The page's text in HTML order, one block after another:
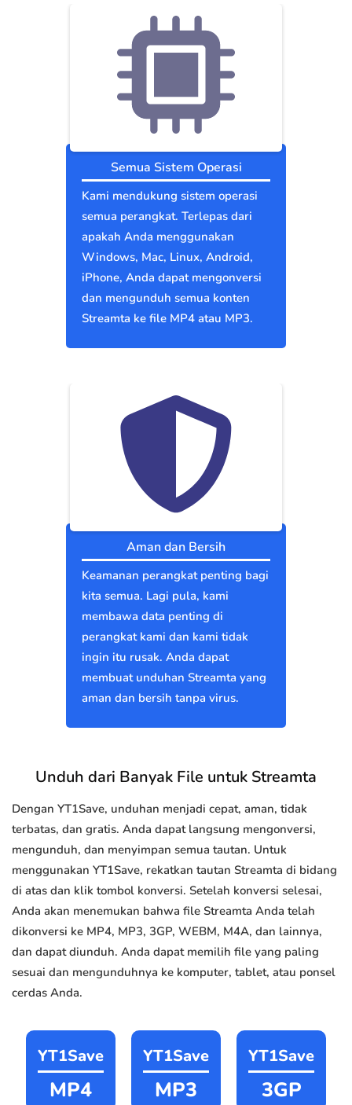
Semua Sistem Operasi
Kami mendukung sistem operasi
semua perangkat. Terlepas dari
apakah Anda menggunakan
Windows, Mac, Linux, Android,
iPhone, Anda dapat mengonversi
dan mengunduh semua konten
Streamta ke file MP4 atau MP3.
Aman dan Bersih
Keamanan perangkat penting bagi
kita semua. Lagi pula, kami
membawa data penting di
perangkat kami dan kami tidak
ingin itu rusak. Anda dapat
membuat unduhan Streamta yang
aman dan bersih tanpa virus.
Unduh dari Banyak File untuk Streamta
Dengan YT1Save, unduhan menjadi cepat, aman, tidak
terbatas, dan gratis. Anda dapat langsung mengonversi,
mengunduh, dan menyimpan semua tautan. Untuk
menggunakan YT1Save, rekatkan tautan Streamta di bidang
di atas dan klik tombol konversi. Setelah konversi selesai,
Anda akan menemukan bahwa file Streamta Anda telah
dikonversi ke MP4, MP3, 3GP, WEBM, M4A, dan lainnya,
dan dapat diunduh. Anda dapat memilih file yang paling
sesuai dan mengunduhnya ke komputer, tablet, atau ponsel
cerdas Anda.
YT1Save
MP4
YT1Save
MP3
YT1Save
3GP